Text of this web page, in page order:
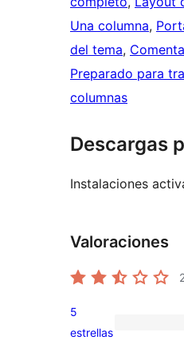
Una columna,
del tema,
Preparado para
columnas
Descargas
Instalaciones
Valoraciones
1
5
estrellas